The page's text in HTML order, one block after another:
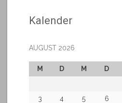
Kalender
AUGUST 2026
M D M D
3
4 5 6